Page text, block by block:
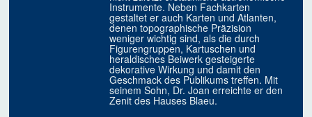
Instrumente. Neben Fachkarten
gestaltet er auch Karten und Atlanten,
denen topographische Präzision
weniger wichtig sind, als die durch
Figurengruppen, Kartuschen und
heraldisches Beiwerk gesteigerte
dekorative Wirkung und damit den
Geschmack des Publikums treffen. Mit
seinem Sohn, Dr. Joan erreichte er den
Zenit des Hauses Blaeu.